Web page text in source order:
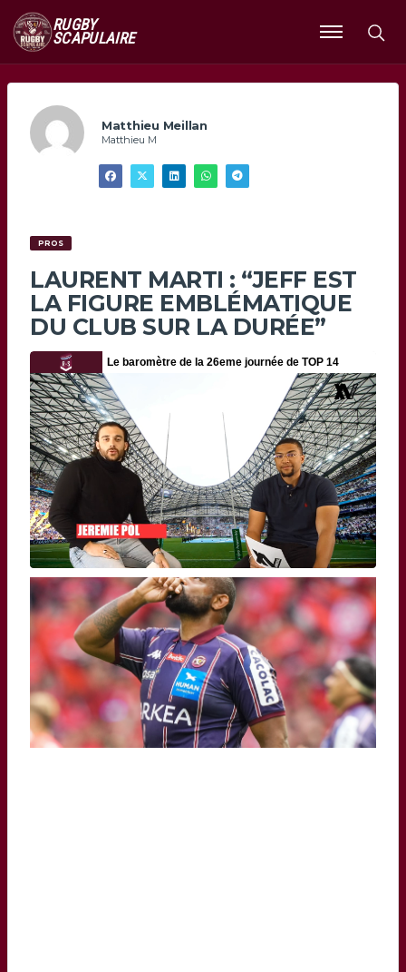
RUGBY
SCAPULAIRE
Ouvrir
le
Matthieu Meillan
Matthieu M
PROS
LAURENT MARTI : “JEFF EST
LA FIGURE EMBLÉMATIQUE
DU CLUB SUR LA DURÉE”